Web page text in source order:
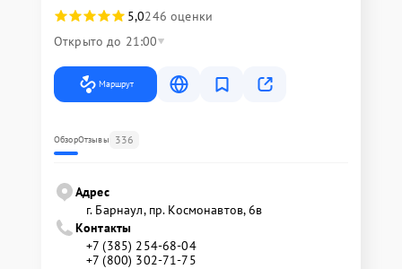
5,0246 оценки
Открыто до 21:00
Маршрут
ОбзорОтзывы 336
Адрес
г. Барнаул, ​пр. Космонавтов, 6в
Контакты
+7 (385) 254-68-04
+7 (800) 302-71-75